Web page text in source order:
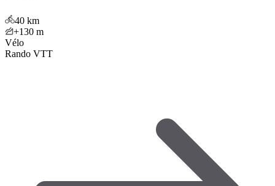
40 km
+130 m
Vélo
Rando VTT